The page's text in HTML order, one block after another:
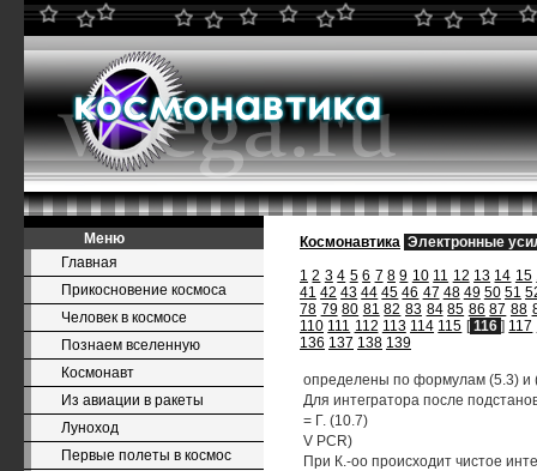
Меню
Главная
Прикосновение космоса
Человек в космосе
Познаем вселенную
Космонавт
Из авиации в ракеты
Луноход
Первые полеты в космос
Космонавтика Электронные
1 2 3 4 5 6 7 8 9 10 11 12 13 14 15
41 42 43 44 45 46 47 48 49 50 51
78 79 80 81 82 83 84 85 86 87 88
110 111 112 113 114 115 [ 116 ] 117
136 137 138 139
определены по формулам (5.3) и
Для интегратора после
= Г. (10.7)
V PCR)
При К.-оо происходит чистое